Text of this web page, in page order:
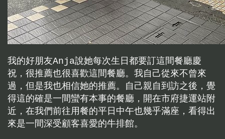
我的好朋友Anja說她每次生日都要訂這間餐廳慶
祝，很推薦也很喜歡這間餐廳。我自己從來不曾來
過，但是我也相信她的推薦。自己親自到訪之後，覺
得這的確是一間蠻有本事的餐廳，開在市府捷運站附
近，在我們前往用餐的平日中午也幾乎滿座，看得出
來是一間深受顧客喜愛的牛排館。